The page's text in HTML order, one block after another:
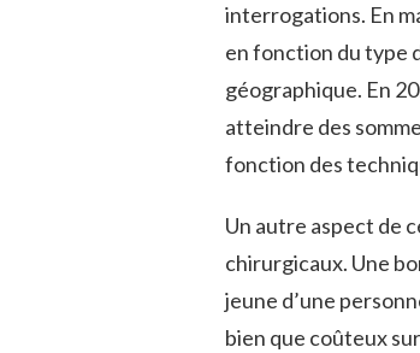
interrogations. En
en fonction du type
géographique. En
atteindre des
fonction des
Un autre aspect de
chirurgicaux. Une
jeune d’une
bien que coûteux